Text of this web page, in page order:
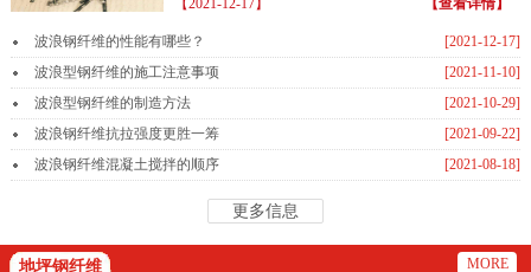
【2021-12-17】
【查看详情】
[2021-12-17]
波浪钢纤维的性能有哪些？
[2021-11-10]
波浪型钢纤维的施工注意事项
[2021-10-29]
波浪型钢纤维的制造方法
[2021-09-22]
波浪钢纤维抗拉强度更胜一筹
[2021-08-18]
波浪钢纤维混凝土搅拌的顺序
更多信息
地坪钢纤维 MORE